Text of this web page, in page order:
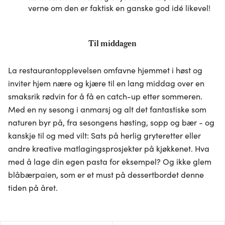
annonsering og analysearbeid, som kan kombinere den
med annen informasjon du har gjort tilgjengelig for dem,
verne om den er faktisk en ganske god idé likevel!
Til middagen
La restaurantopplevelsen omfavne hjemmet i høst og
inviter hjem nære og kjære til en lang middag over en
smaksrik rødvin for å få en catch-up etter sommeren.
Med en ny sesong i anmarsj og alt det fantastiske som
naturen byr på, fra sesongens høsting, sopp og bær - og
kanskje til og med vilt: Sats på herlig gryteretter eller
andre kreative matlagingsprosjekter på kjøkkenet. Hva
med å lage din egen pasta for eksempel? Og ikke glem
blåbærpaien, som er et must på dessertbordet denne
tiden på året.